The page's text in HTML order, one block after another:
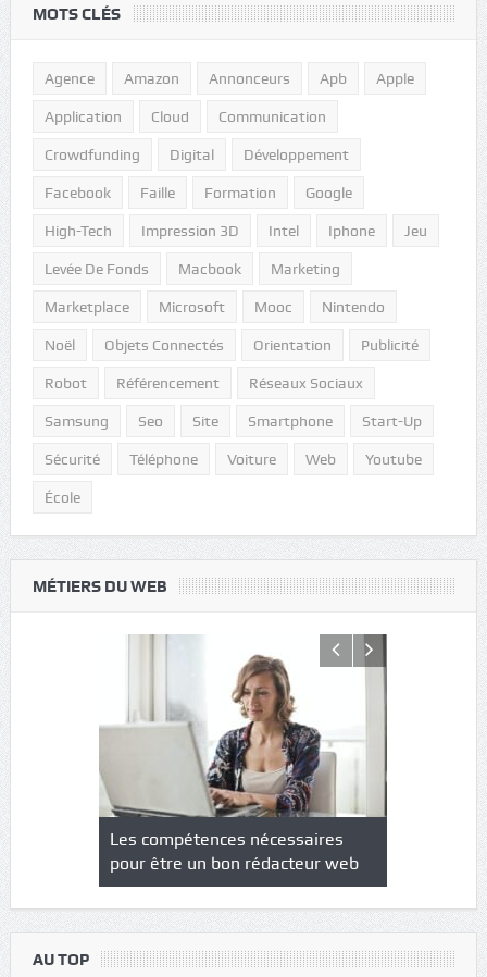
MOTS CLÉS
Agence Amazon Annonceurs Apb Apple
Application Cloud Communication
Crowdfunding Digital Développement
Facebook Faille Formation Google
High-Tech Impression 3D Intel Iphone Jeu
Levée De Fonds Macbook Marketing
Marketplace Microsoft Mooc Nintendo
Noël Objets Connectés Orientation Publicité
Robot Référencement Réseaux Sociaux
Samsung Seo Site Smartphone Start-Up
Sécurité Téléphone Voiture Web Youtube
École
MÉTIERS DU WEB
Les compétences nécessaires
pour être un bon rédacteur web
Quel est
AU TOP